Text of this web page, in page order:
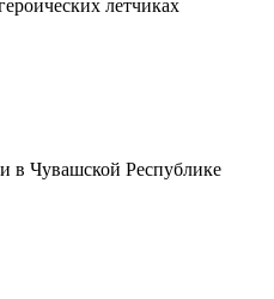
летчиках
в Чувашской Республике